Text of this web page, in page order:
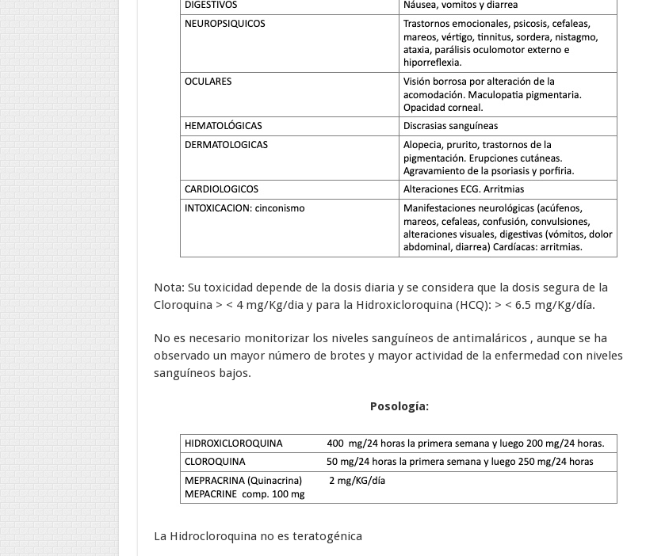
Nota: Su toxicidad depende de la dosis diaria y se considera que la dosis segura de la
Cloroquina > < 4 mg/Kg/dia y para la Hidroxicloroquina (HCQ): > < 6.5 mg/Kg/día.
No es necesario monitorizar los niveles sanguíneos de antimaláricos , aunque se ha
observado un mayor número de brotes y mayor actividad de la enfermedad con niveles
sanguíneos bajos.
Posología:
La Hidrocloroquina no es teratogénica